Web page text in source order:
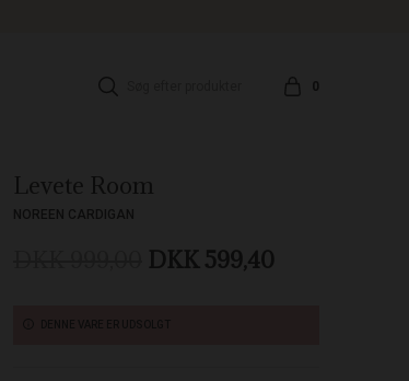
0
Levete Room
NOREEN CARDIGAN
DKK 599,40